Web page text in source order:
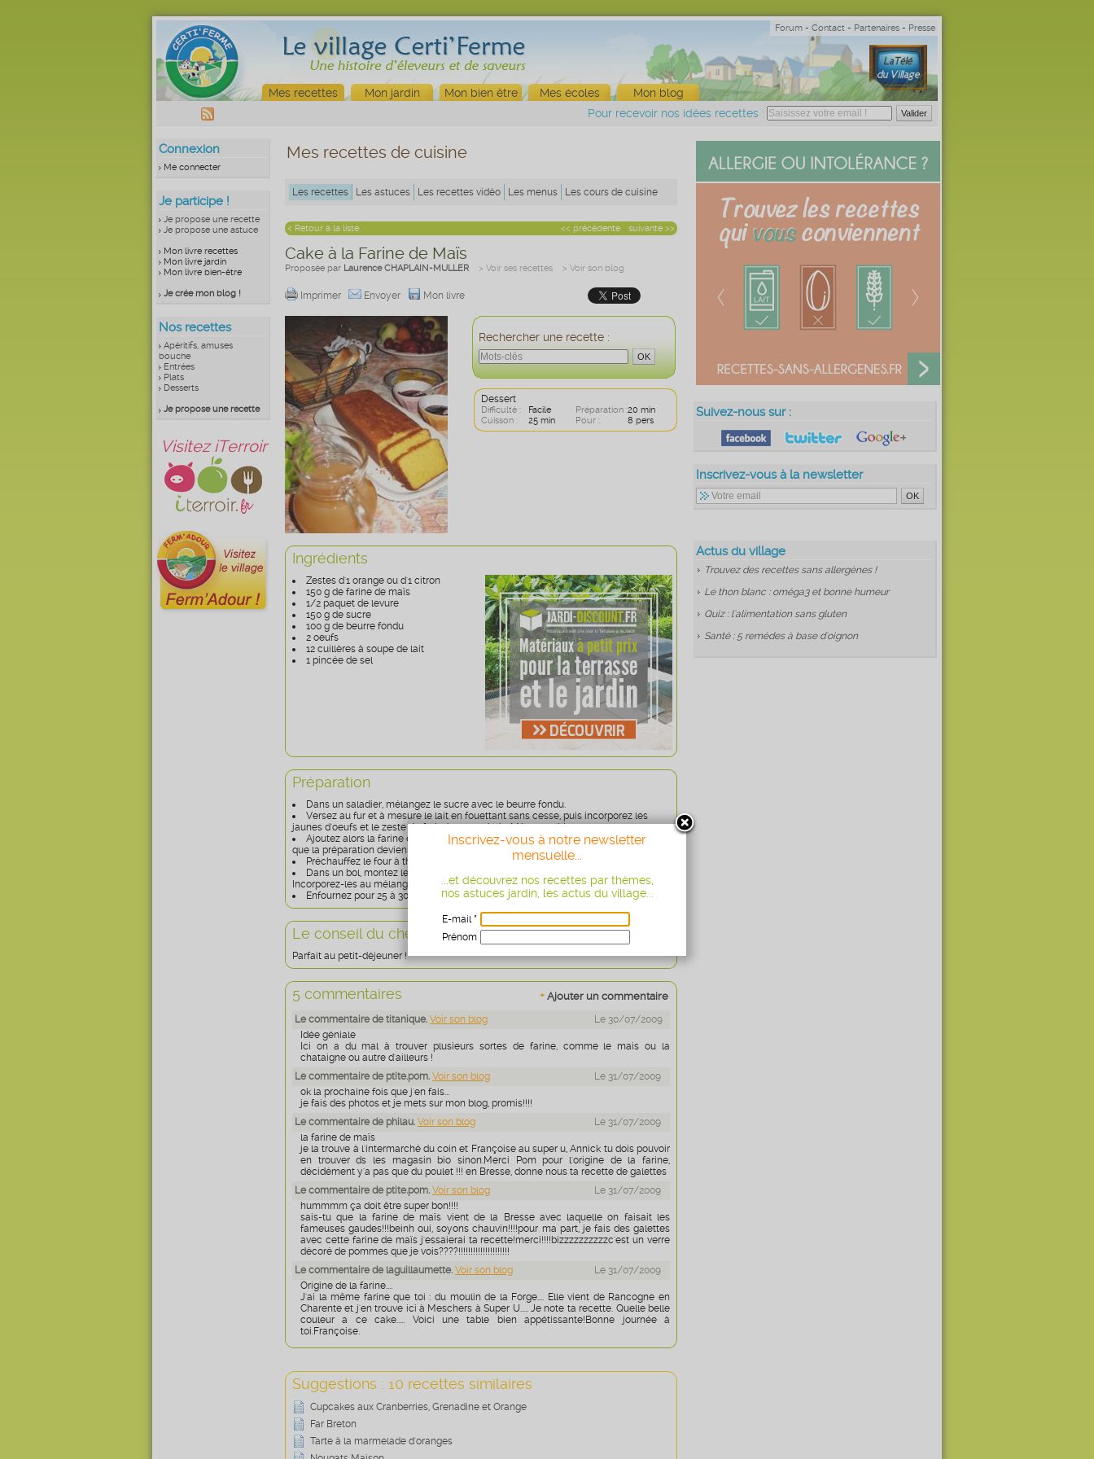
Forum - Contact - Partenaires - Presse
Mes recettes Mon jardin Mon bien être Mes écoles
Mon blog
Pour recevoir nos idées recettes :
Connexion
Me connecter
Je participe !
Je propose une recette
Je propose une astuce
Mon livre recettes
Mon livre jardin
Mon livre bien-être
Je crée mon blog !
Nos recettes
Apéritifs, amuses
bouche
Entrées
Plats
Desserts
Je propose une recette
Visitez iTerroir
Suivez-nous sur :
Inscrivez-vous à la newsletter
Actus du village
Trouvez des recettes sans allergènes !
Le thon blanc : oméga3 et bonne humeur
Quiz : l'alimentation sans gluten
Santé : 5 remèdes à base d'oignon
Mes recettes de cuisine
Les recettes Les astuces Les recettes vidéo Les menus Les cours de cuisine
suivante >>
<< précédente
< Retour à la liste
Cake à la Farine de Maïs
Proposée par Laurence CHAPLAIN-MULLER > Voir ses recettes > Voir son blog
Imprimer Envoyer Mon livre
Rechercher une recette :
Dessert
Difficulté : Facile Préparation :20 min
Cuisson :
25 min Pour : 8 pers
Ingrédients
Zestes d'1 orange ou d'1 citron
150 g de farine de maïs
1/2 paquet de levure
150 g de sucre
100 g de beurre fondu
2 oeufs
12 cuillères à soupe de lait
1 pincée de sel
Préparation
Dans un saladier, mélangez le sucre avec le beurre fondu.
Versez au fur et à mesure le lait en fouettant sans cesse, puis incorporez les
jaunes d'oeufs et le zeste du fruit de votre choix. Mélangez bien.
Ajoutez alors la farine en pluie et la levure. Remuez énergiquement jusqu'à ce
que la préparation devienne homogène.
Préchauffez le four à thermostat 5.
Dans un bol, montez les blancs en neige ferme avec une pincée de sel.
Incorporez-les au mélange précédent et versez le tout dans un moule à cake.
Enfournez pour 25 à 30 minutes de cuisson en surveillant régulièrement.
Le conseil du chef
Parfait au petit-déjeuner !
+ Ajouter un commentaire
5 commentaires
Le commentaire de titanique. Voir son blog
Le 30/07/2009
Idée géniale
Ici on a du mal à trouver plusieurs sortes de farine, comme le mais ou la
chataigne ou autre d'ailleurs !
Le commentaire de ptite.pom. Voir son blog
Le 31/07/2009
ok la prochaine fois que j'en fais...
je fais des photos et je mets sur mon blog, promis!!!!
Le commentaire de philau. Voir son blog
Le 31/07/2009
la farine de maïs
je la trouve à l'intermarché du coin et Françoise au super u, Annick tu dois pouvoir
en trouver ds les magasin bio sinon.Merci Pom pour l'origine de la farine,
décidément y'a pas que du poulet !!! en Bresse, donne nous ta recette de galettes
Le commentaire de ptite.pom. Voir son blog
Le 31/07/2009
hummmm ça doit être super bon!!!!
sais-tu que la farine de maïs vient de la Bresse avec laquelle on faisait les
fameuses gaudes!!!beinh oui, soyons chauvin!!!!pour ma part, je fais des galettes
avec cette farine de maïs j'essaierai ta recette!merci!!!!bizzzzzzzzzzc'est un verre
décoré de pommes que je vois????!!!!!!!!!!!!!!!!!!!!!
Le commentaire de laguillaumette. Voir son blog
Le 31/07/2009
Origine de la farine....
J'ai la même farine que toi : du moulin de la Forge.... Elle vient de Rancogne en
Charente et j'en trouve ici à Meschers à Super U..... Je note ta recette. Quelle belle
couleur a ce cake..... Voici une table bien appétissante!Bonne journée à
toi.Françoise.
Suggestions : 10 recettes similaires
Cupcakes aux Cranberries, Grenadine et Orange
Far Breton
Tarte à la marmelade d'oranges
Inscrivez-vous à notre newsletter
mensuelle...
...et découvrez nos recettes par thèmes,
nos astuces jardin, les actus du village...
E-mail *
Prénom
Age
* obligatoire